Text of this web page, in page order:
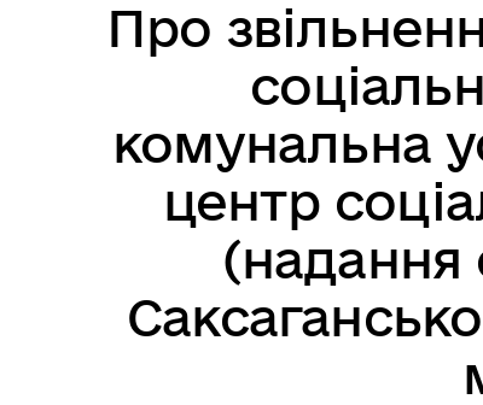
Про
комунальна
центр
(надання